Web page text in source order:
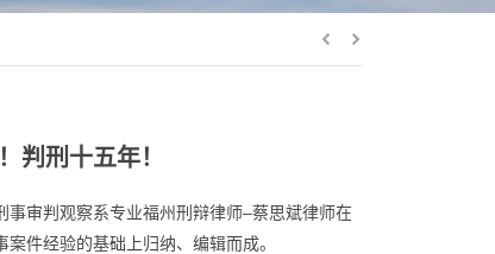
判刑十五年！
审判观察系专业福州刑辩律师–蔡思斌律师在
件经验的基础上归纳、编辑而成。